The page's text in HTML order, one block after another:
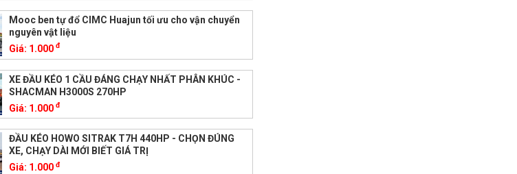
Mooc ben tự đổ CIMC Huajun tối ưu cho vận chuyển
nguyên vật liệu
Giá: 1.000đ
XE ĐẦU KÉO 1 CẦU ĐÁNG CHẠY NHẤT PHÂN KHÚC -
SHACMAN H3000S 270HP
Giá: 1.000đ
ĐẦU KÉO HOWO SITRAK T7H 440HP - CHỌN ĐÚNG
XE, CHẠY DÀI MỚI BIẾT GIÁ TRỊ
Giá: 1.000đ